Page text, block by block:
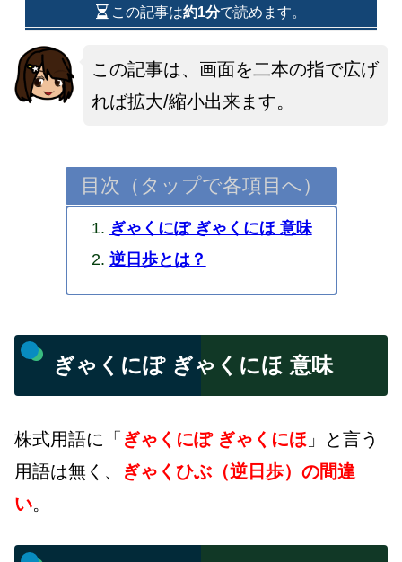
この記事は約1分で読めます。
この記事は、画面を二本の指で広げ
れば拡大/縮小出来ます。
目次（タップで各項目へ）
ぎゃくにぽ ぎゃくにほ 意味
逆日歩とは？
ぎゃくにぽ ぎゃくにほ 意味
株式用語に「 ぎゃくにぽ ぎゃくにほ 」と言う
用語は無く、
ぎゃくひぶ（逆日歩）の間違
い。